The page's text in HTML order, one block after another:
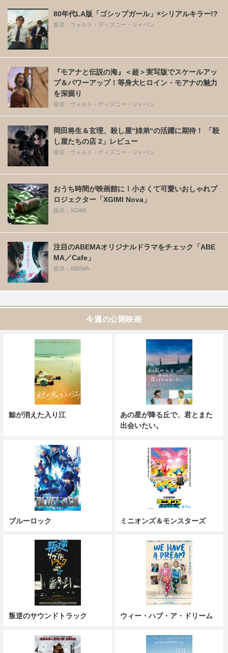
80年代LA版「ゴシップガール」×シリアルキラー!?
提供：ウォルト・ディズニー・ジャパン
『モアナと伝説の海』＜超＞実写版でスケールアッ
プ＆パワーアップ！等身大ヒロイン・モアナの魅力
を深掘り
提供：ウォルト・ディズニー・ジャパン
岡田将生＆玄理、殺し屋“姉弟“の活躍に期待！ 「殺
し屋たちの店 2」レビュー
提供：ウォルト・ディズニー・ジャパン
おうち時間が映画館に！小さくて可愛いおしゃれプ
ロジェクター「XGIMI Nova」
提供：XGIMI
注目のABEMAオリジナルドラマをチェック「ABE
MA／Cafe」
提供：ABEMA
今週の公開映画
鯨が消えた入り江
あの星が降る丘で、君とまた
出会いたい。
ブルーロック ミニオンズ＆モンスターズ
叛逆のサウンドトラック ウィー・ハブ・ア・ドリーム